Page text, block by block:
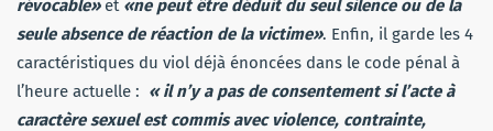
révocable» et «ne peut être déduit du seul silence ou de la
seule absence de réaction de la victime». Enfin, il garde les 4
caractéristiques du viol déjà énoncées dans le code pénal à
l’heure actuelle : « il n’y a pas de consentement si l’acte à
caractère sexuel est commis avec violence, contrainte,